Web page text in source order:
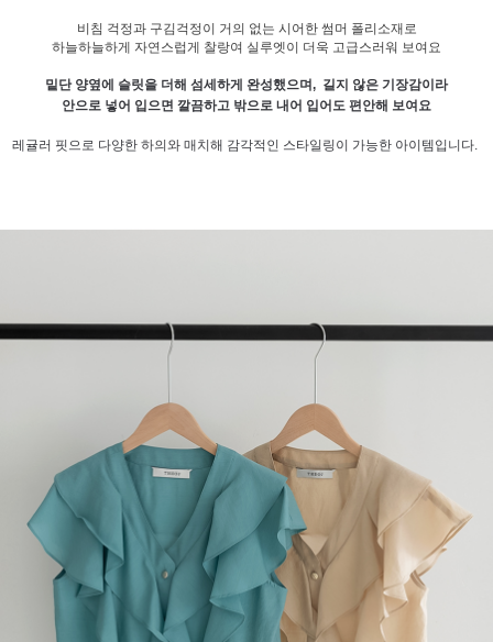
비침 걱정과 구김걱정이 거의 없는 시어한 썸머 폴리소재로
하늘하늘하게 자연스럽게 찰랑여 실루엣이 더욱 고급스러워 보여요
밑단 양옆에 슬릿을 더해 섬세하게 완성했으며, 길지 않은 기장감이라
안으로 넣어 입으면 깔끔하고 밖으로 내어 입어도 편안해 보여요
레귤러 핏으로 다양한 하의와 매치해 감각적인 스타일링이 가능한 아이템입니다.